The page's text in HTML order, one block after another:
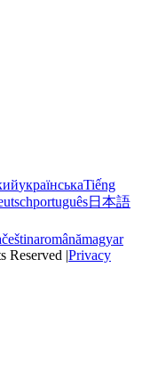
українськаTiếng
português日本語
češtinaromânămagyar
Reserved |Privacy